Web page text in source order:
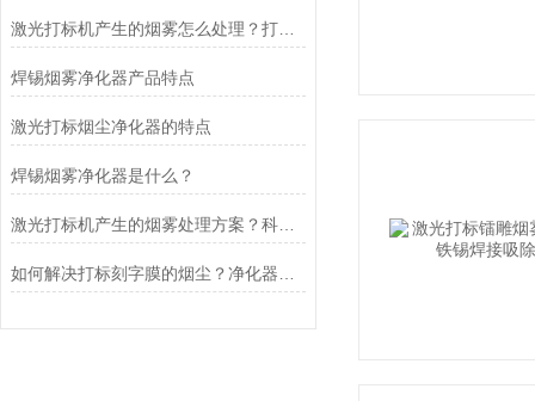
激光打标机产生的烟雾怎么处理？打标机吸尘器
焊锡烟雾净化器产品特点
激光打标烟尘净化器的特点
焊锡烟雾净化器是什么？
激光打标机产生的烟雾处理方案？科莱捷烟雾净化器